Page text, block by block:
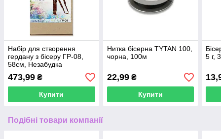
Набір для створення
гердану з бісеру ГР-08,
58см, Незабудка
473,99 ₴
Купити
Нитка бісерна TYTAN 100,
чорна, 100м
22,99₴
Купити
5 г,
Подібні товари компанії